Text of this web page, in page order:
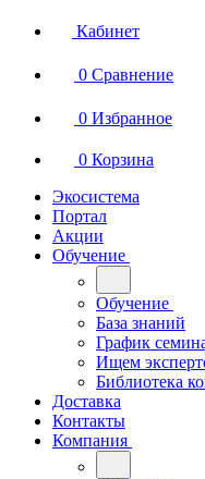
Кабинет
0 Сравнение
0 Избранное
0 Корзина
Экосистема
Портал
Акции
Обучение
Обучение
База знаний
График
Ищем
Библиотека
Доставка
Контакты
Компания